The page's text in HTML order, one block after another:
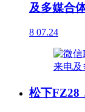
及多媒合
8 07.24
松下FZ28